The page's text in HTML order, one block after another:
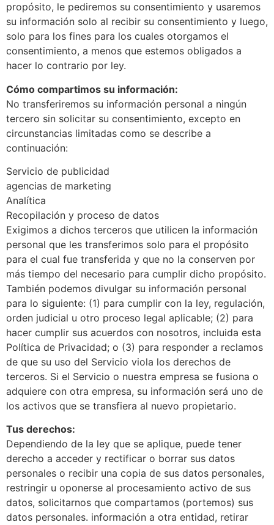
propósito, le pediremos su consentimiento y usaremos
su información solo al recibir su consentimiento y luego,
solo para los fines para los cuales otorgamos el
consentimiento, a menos que estemos obligados a
hacer lo contrario por ley.
Cómo compartimos su información:
No transferiremos su información personal a ningún
tercero sin solicitar su consentimiento, excepto en
circunstancias limitadas como se describe a
continuación:
Servicio de publicidad
agencias de marketing
Analítica
Recopilación y proceso de datos
Exigimos a dichos terceros que utilicen la información
personal que les transferimos solo para el propósito
para el cual fue transferida y que no la conserven por
más tiempo del necesario para cumplir dicho propósito.
También podemos divulgar su información personal
para lo siguiente: (1) para cumplir con la ley, regulación,
orden judicial u otro proceso legal aplicable; (2) para
hacer cumplir sus acuerdos con nosotros, incluida esta
Política de Privacidad; o (3) para responder a reclamos
de que su uso del Servicio viola los derechos de
terceros. Si el Servicio o nuestra empresa se fusiona o
adquiere con otra empresa, su información será uno de
los activos que se transfiera al nuevo propietario.
Tus derechos:
Dependiendo de la ley que se aplique, puede tener
derecho a acceder y rectificar o borrar sus datos
personales o recibir una copia de sus datos personales,
restringir u oponerse al procesamiento activo de sus
datos, solicitarnos que compartamos (portemos) sus
datos personales. información a otra entidad, retirar